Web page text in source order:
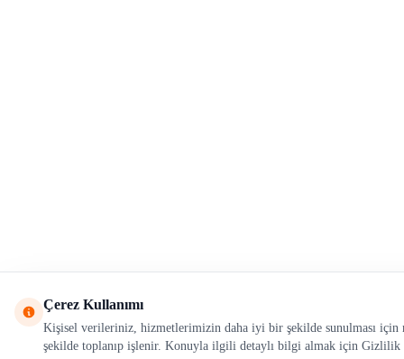
Çerez Kullanımı
Kişisel verileriniz, hizmetlerimizin daha iyi bir şekilde sunulması için
şekilde toplanıp işlenir. Konuyla ilgili detaylı bilgi almak için Gizlilik